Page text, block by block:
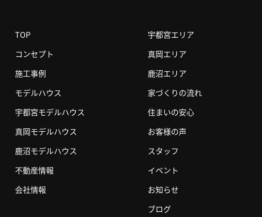
TOP
コンセプト
施工事例
モデルハウス
宇都宮モデルハウス
真岡モデルハウス
鹿沼モデルハウス
不動産情報
会社情報
宇都宮エリア
真岡エリア
鹿沼エリア
家づくりの流れ
住まいの安心
お客様の声
スタッフ
イベント
お知らせ
ブログ